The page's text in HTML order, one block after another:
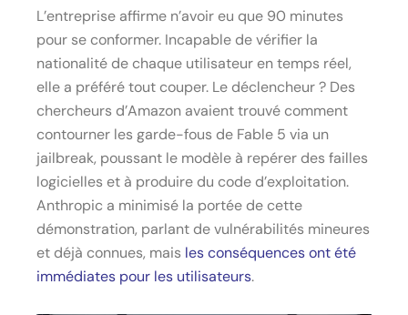
L’entreprise affirme n’avoir eu que 90 minutes
pour se conformer. Incapable de vérifier la
nationalité de chaque utilisateur en temps réel,
elle a préféré tout couper. Le déclencheur ? Des
chercheurs d’Amazon avaient trouvé comment
contourner les garde-fous de Fable 5 via un
jailbreak, poussant le modèle à repérer des failles
logicielles et à produire du code d’exploitation.
Anthropic a minimisé la portée de cette
démonstration, parlant de vulnérabilités mineures
et déjà connues, mais les conséquences ont été
immédiates pour les utilisateurs.